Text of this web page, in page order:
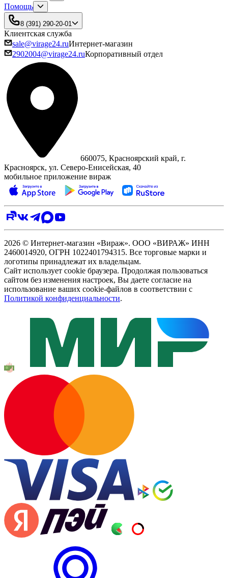
Помощь
8 (391) 290-20-01
Клиентская служба
sale@virage24.ruИнтернет-магазин
2902004@virage24.ruКорпоративный отдел
660075, Красноярский край, г.
Красноярск, ул. Северо‑Енисейская, 40
мобильное приложение вираж
2026 © Интернет-магазин «Вираж». ООО «ВИРАЖ» ИНН
2460014920, ОГРН 1022401794315. Все торговые марки и
логотипы принадлежат их владельцам.
Сайт использует cookie браузера. Продолжая пользоваться
сайтом без изменения настроек, Вы даете согласие на
использование ваших cookie-файлов в соответствии с
Политикой конфиденциальности.